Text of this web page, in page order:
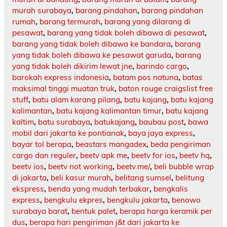
murah surabaya, barang pindahan, barang pindahan
rumah, barang termurah, barang yang dilarang di
pesawat, barang yang tidak boleh dibawa di pesawat,
barang yang tidak boleh dibawa ke bandara, barang
yang tidak boleh dibawa ke pesawat garuda, barang
yang tidak boleh dikirim lewat jne, barindo cargo,
barokah express indonesia, batam pos natuna, batas
maksimal tinggi muatan truk, baton rouge craigslist free
stuff, batu alam karang pilang, batu kajang, batu kajang
kalimantan, batu kajang kalimantan timur, batu kajang
kaltim, batu surabaya, batukajang, baubau post, bawa
mobil dari jakarta ke pontianak, baya jaya express,
bayar tol berapa, beastars mangadex, beda pengiriman
cargo dan reguler, beetv apk me, beetv for ios, beetv hq,
beetv ios, beetv not working, beetv.me/, beli bubble wrap
di jakarta, beli kasur murah, belitang sumsel, belitung
ekspress, benda yang mudah terbakar, bengkalis
express, bengkulu ekpres, bengkulu jakarta, benowo
surabaya barat, bentuk palet, berapa harga keramik per
dus, berapa hari pengiriman j&t dari jakarta ke